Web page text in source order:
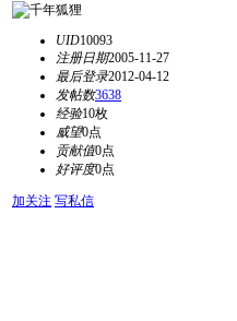
UID10093
注册日期2005-11-27
最后登录2012-04-12
发帖数3638
经验10枚
威望0点
贡献值0点
好评度0点
加关注 写私信